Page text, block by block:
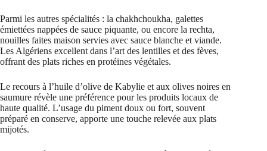
Parmi les autres spécialités : la chakhchoukha, galettes
émiettées nappées de sauce piquante, ou encore la rechta,
nouilles faites maison servies avec sauce blanche et viande.
Les Algériens excellent dans l’art des lentilles et des fèves,
offrant des plats riches en protéines végétales.
Le recours à l’huile d’olive de Kabylie et aux olives noires en
saumure révèle une préférence pour les produits locaux de
haute qualité. L’usage du piment doux ou fort, souvent
préparé en conserve, apporte une touche relevée aux plats
mijotés.